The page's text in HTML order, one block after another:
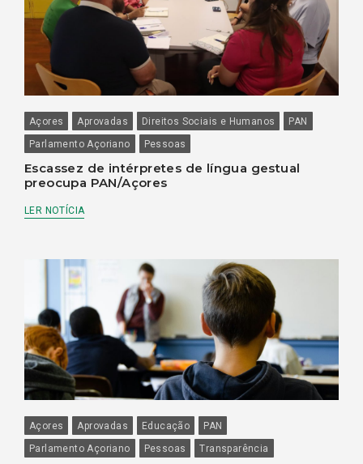
Açores Aprovadas Direitos Sociais e Humanos
PAN
Parlamento Açoriano
Pessoas
Escassez de intérpretes de língua gestual
preocupa PAN/Açores
LER NOTÍCIA
Açores Aprovadas Educação
PAN
Parlamento Açoriano
Pessoas Transparência